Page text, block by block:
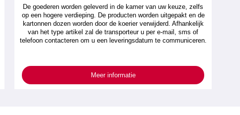
De goederen worden geleverd in de kamer van uw keuze, zelfs
op een hogere verdieping. De producten worden uitgepakt en de
kartonnen dozen worden door de koerier verwijderd. Afhankelijk
van het type artikel zal de transporteur u per e-mail, sms of
telefoon contacteren om u een leveringsdatum te communiceren.
Meer informatie